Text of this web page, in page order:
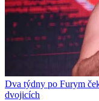
Dva týdny po Furym
dvojicích